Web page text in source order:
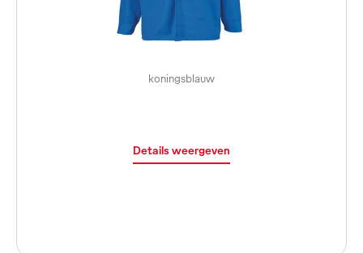
koningsblauw
Details weergeven